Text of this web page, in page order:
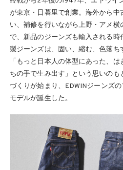
が東京・日暮里で創業。海外から中
い、補修を行いながら上野・アメ
で、新品のジーンズも輸入される時
製ジーンズは、固い、縮む、色落ち
「もっと日本人の体型にあった、
ちの手で生み出す」という思いの
づくりが始まり、EDWINジーンズ
モデルが誕生した。